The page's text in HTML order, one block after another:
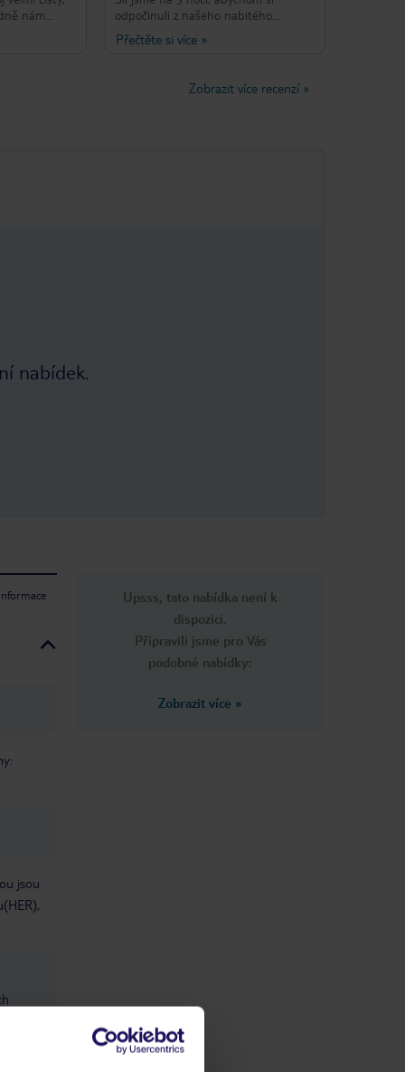
nám
sobota a
odpočinuli z našeho nabitého
programu a bylo to skvělé! Hotel byl
vynikající! čisté pokoje, pěkné
skvělý vkus krétských jídel! Hotel má
bazén, ale také je velmi blízko pláže
Přečtěte si více»
Zobrazit více recenzí»
nabídek.
jsou
Upsss, tato nabídka není k
dispozici.
Připravili jsme pro Vás
podobné nabídky:
Zobrazit více »